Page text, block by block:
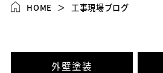
HOME 工事現場ブログ
外壁塗装